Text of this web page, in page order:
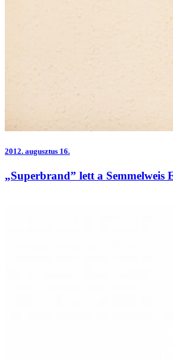
2012. augusztus 16.
„Superbrand” lett a Semmelweis